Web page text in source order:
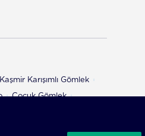
Kaşmir Karışımlı Gömlek
Çocuk Gömlek